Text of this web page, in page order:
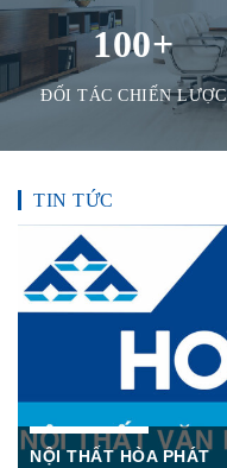
100+
ĐỐI TÁC CHIẾN LƯỢC
TIN TỨC
NỘI THẤT HÒA PHÁT